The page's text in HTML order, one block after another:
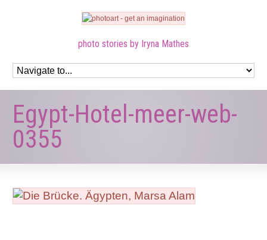
photo stories by Iryna Mathes
Egypt-Hotel-meer-web-
0355